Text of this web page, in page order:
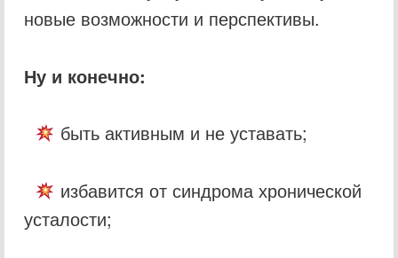
новые возможности и перспективы.
Ну и конечно:
быть активным и не уставать;
избавится от синдрома хронической
усталости;